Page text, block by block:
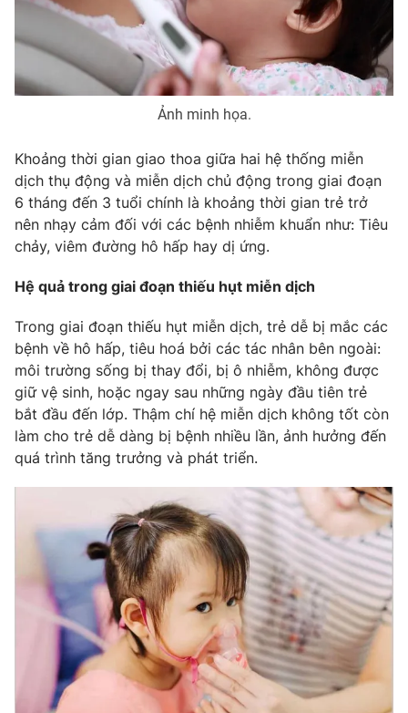
Photo Infographic
Video Shorts video
VTV Thể thao
VTV Sức khoẻ Bất động sản
Thị trường 24h Tấm lòng Việt
VTV4 Vươn mình bằng AI
VTV9 VTV8
Liên hệ tòa soạn English
Theo dõi báo trên
Cơ quan chủ quản:Đài Truyền hình Việt Nam
Cơ quan báo chí: Thời báo VTV
Giấy phép hoạt động báo in và báo điện tử số 483/GP-BTTTT
cấp ngày 29/12/2023
Tổng Biên tập:
Vũ Thanh Thủy
Phó Tổng Biên tập:
Nguyễn Thị Mỹ Hạnh, Phạm Quốc Thắng,
Ảnh minh họa.
Khoảng thời gian giao thoa giữa hai hệ thống miễn
dịch thụ động và miễn dịch chủ động trong giai đoạn
6 tháng đến 3 tuổi chính là khoảng thời gian trẻ trở
nên nhạy cảm đối với các bệnh nhiễm khuẩn như: Tiêu
chảy, viêm đường hô hấp hay dị ứng.
Hệ quả trong giai đoạn thiếu hụt miễn dịch
Trong giai đoạn thiếu hụt miễn dịch, trẻ dễ bị mắc các
bệnh về hô hấp, tiêu hoá bởi các tác nhân bên ngoài:
môi trường sống bị thay đổi, bị ô nhiễm, không được
giữ vệ sinh, hoặc ngay sau những ngày đầu tiên trẻ
bắt đầu đến lớp. Thậm chí hệ miễn dịch không tốt còn
làm cho trẻ dễ dàng bị bệnh nhiều lần, ảnh hưởng đến
quá trình tăng trưởng và phát triển.